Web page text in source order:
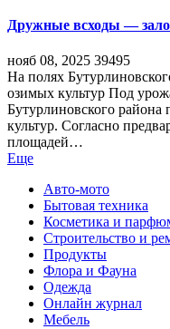
Дружные всходы —
нояб 08, 2025 39495
На полях
озимых культур Под
Бутурлиновского района
культур. Согласно
площадей…
Еще
Авто-мото
Бытовая техника
Косметика и
Строительство и
Продукты
Флора и Фауна
Одежда
Онлайн журнал
Мебель